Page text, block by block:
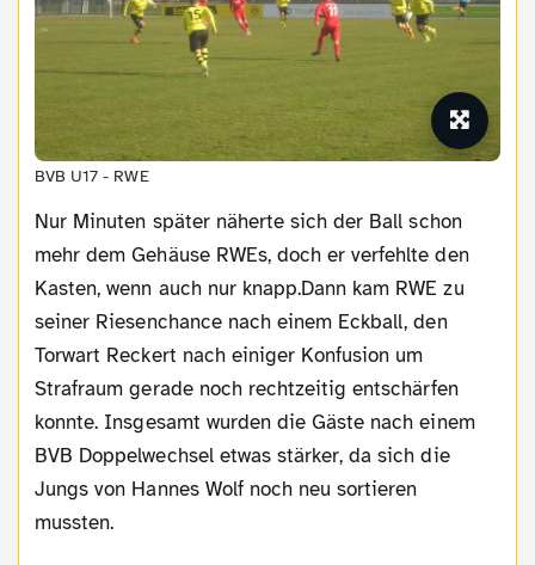
BVB U17 - RWE
Nur Minuten später näherte sich der Ball schon
mehr dem Gehäuse RWEs, doch er verfehlte den
Kasten, wenn auch nur knapp.Dann kam RWE zu
seiner Riesenchance nach einem Eckball, den
Torwart Reckert nach einiger Konfusion um
Strafraum gerade noch rechtzeitig entschärfen
konnte. Insgesamt wurden die Gäste nach einem
BVB Doppelwechsel etwas stärker, da sich die
Jungs von Hannes Wolf noch neu sortieren
mussten.